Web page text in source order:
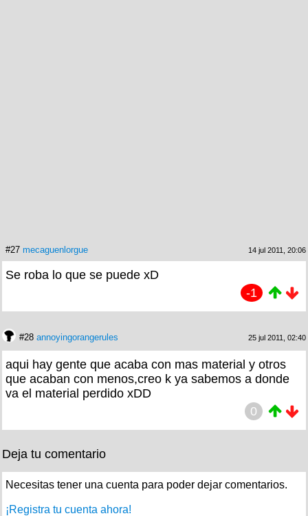
#27 mecaguenlorgue 14 jul 2011, 20:06
Se roba lo que se puede xD
-1
#28 annoyingorangerules 25 jul 2011, 02:40
aqui hay gente que acaba con mas material y otros
que acaban con menos,creo k ya sabemos a donde
va el material perdido xDD
0
Deja tu comentario
Necesitas tener una cuenta para poder dejar comentarios.
¡Registra tu cuenta ahora!